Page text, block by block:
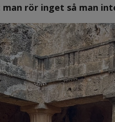
man rör inget så man